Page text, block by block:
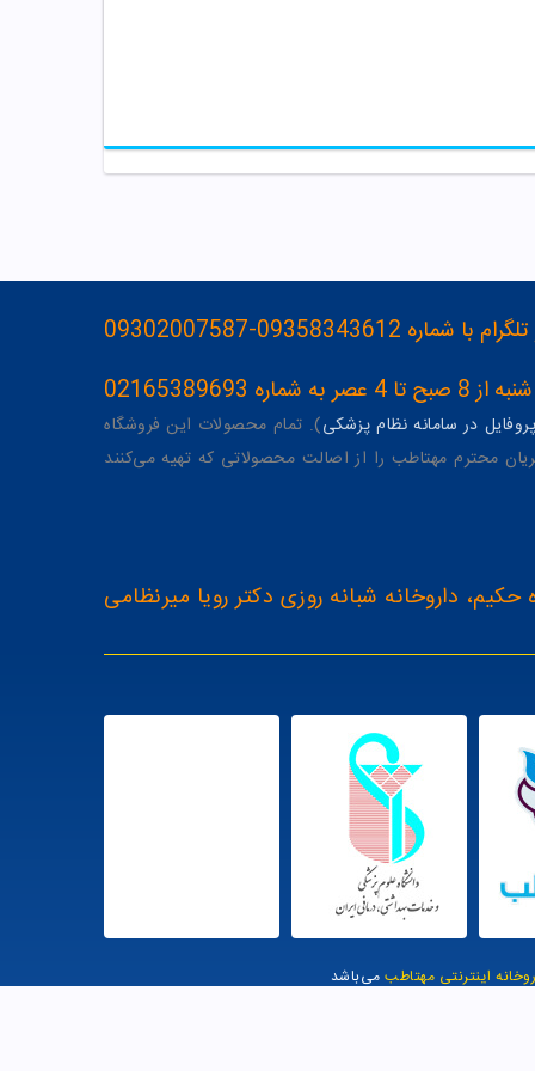
09302007587
در سامانه نظام پزشکی). تمام محصولات این فروشگاه
محترم مهتاطب را از اصالت محصولاتی که تهیه می‌کنند
داروخانه شبانه روزی دکتر رویا میرنظامی
اینترنتی مهتاطب می‌باشد